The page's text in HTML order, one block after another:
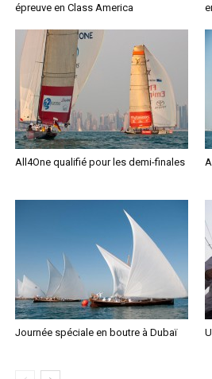
épreuve en Class America
All4One qualifié pour les demi-finales
Journée spéciale en boutre à Dubaï